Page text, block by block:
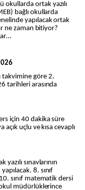
bağlı okullarda
yapılacak ortak
ne zaman bitiyor?
takvimine göre 2.
tarihleri arasında
için 40 dakika süre
açık uçlu ve kısa cevaplı
sınavlarının
8. sınıf
sınıf matematik dersi
okul müdürlüklerince